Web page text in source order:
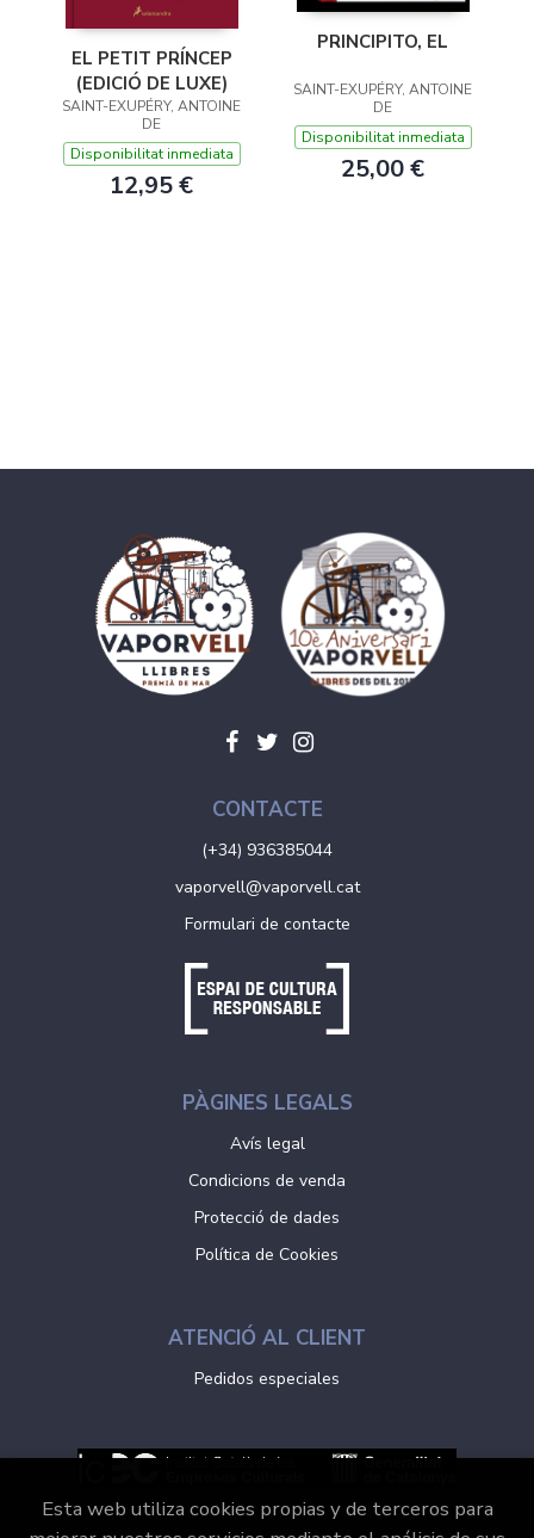
EL PETIT PRÍNCEP
(EDICIÓ DE LUXE)
SAINT-EXUPÉRY, ANTOINE
DE
Disponibilitat inmediata
12,95 €
PRINCIPITO, EL
SAINT-EXUPÉRY, ANTOINE
DE
Disponibilitat inmediata
25,00 €
CONTACTE
(+34) 936385044
vaporvell@vaporvell.cat
Formulari de contacte
PÀGINES LEGALS
Avís legal
Condicions de venda
Protecció de dades
Política de Cookies
ATENCIÓ AL CLIENT
Pedidos especiales
Esta web utiliza cookies propias y de terceros para